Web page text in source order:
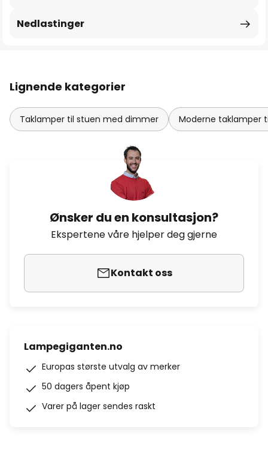
Nedlastinger
Lignende kategorier
Taklamper til stuen med dimmer Moderne taklamper
Ønsker du en konsultasjon?
Ekspertene våre hjelper deg gjerne
Kontakt oss
Lampegiganten.no
Europas største utvalg av merker
50 dagers åpent kjøp
Varer på lager sendes raskt